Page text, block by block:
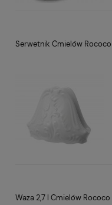
Serwetnik Ćmielów
Waza 2,7 l Ćmielów